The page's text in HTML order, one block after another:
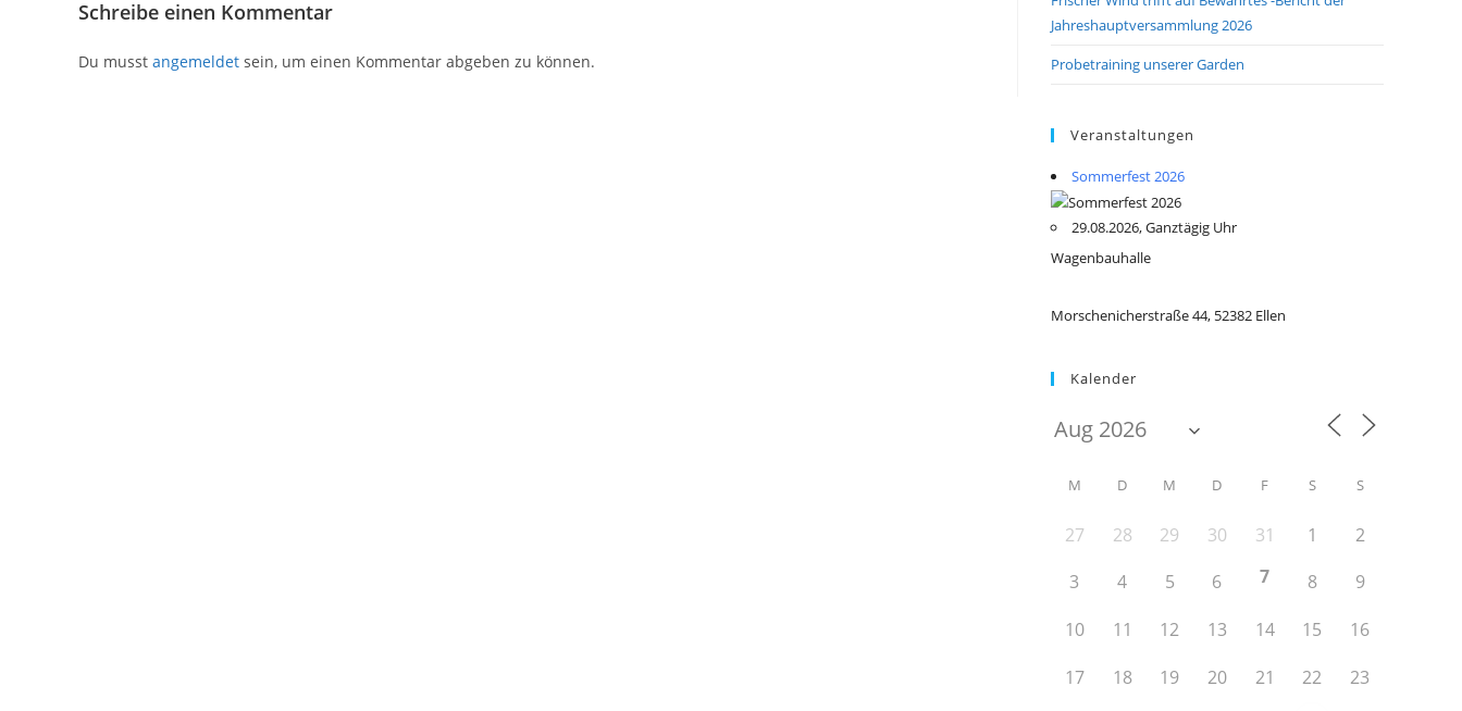
Schreibe einen Kommentar
Du musst angemeldet sein, um einen Kommentar abgeben zu können.
Jahreshauptversammlung 2026
Probetraining unserer Garden
Veranstaltungen
Sommerfest 2026
29.08.2026, Ganztägig Uhr
Wagenbauhalle
Morschenicherstraße 44, 52382 Ellen
Kalender
M D M D F S S
27 28 29 30 31 1
2
3
4 5 6 7 8
9
10
11 12 13 14 15
16
17
18 19 20 21 22
23